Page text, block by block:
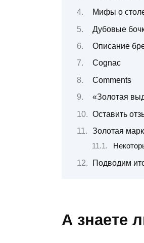
Мифы о
Дубовые
Описание
Cognac
Comments
«Золотая
Оставить
Золотая
Подводим
А знаете